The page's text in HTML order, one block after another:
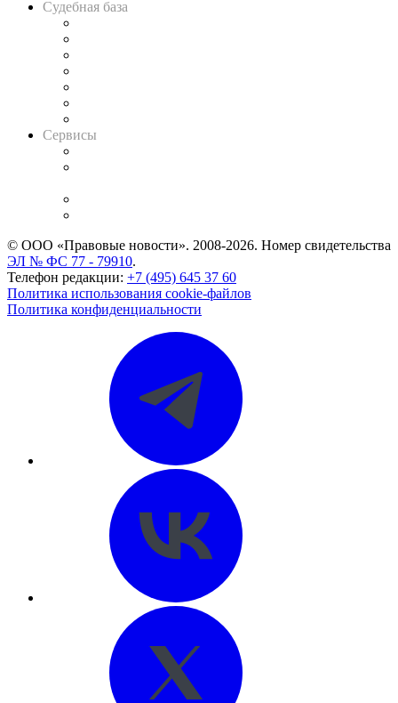
Судебная база
Сервисы
© ООО «Правовые новости». 2008-2026. Номер свидетельства
ЭЛ № ФС 77 - 79910.
Телефон редакции: +7 (495) 645 37 60
Политика использования cookie-файлов
Политика конфиденциальности